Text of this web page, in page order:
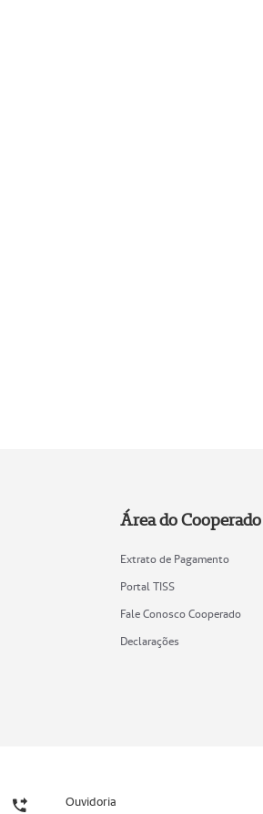
Área do Cooperado
Extrato de Pagamento
Portal TISS
Fale Conosco Cooperado
Declarações
Ouvidoria